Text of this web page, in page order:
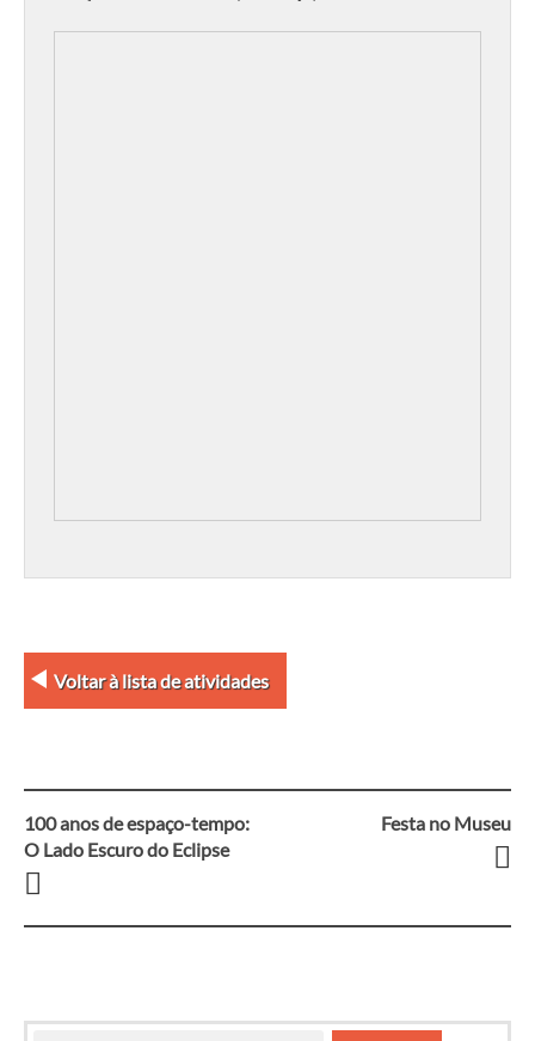
Voltar à lista de atividades
Navegação
entre
artigos
100 anos de espaço-tempo:
O Lado Escuro do Eclipse
Festa no Museu